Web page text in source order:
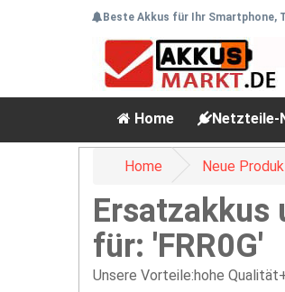
Beste Akkus für Ihr Smartphone,
Home Netzteile-
Home Neue
Ersatzakkus
für: 'FRR0G'
Unsere Vorteile:hohe